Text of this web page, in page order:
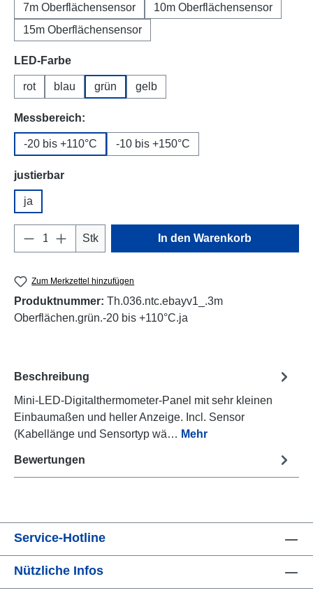
7m Oberflächensensor
10m Oberflächensensor
15m Oberflächensensor
LED-Farbeauswählen
rot blau grün gelb
Messbereich:
-20 bis +110°C -10 bis +150°C
justierbarauswählen
ja
Produkt Anzahl: Gib den gewünschten
Stk In den Warenkorb
Zum Merkzettel hinzufügen
Produktnummer: Th.036.ntc.ebayv1_.3m
Oberflächen.grün.-20 bis +110°C.ja
Beschreibung
Mini-LED-Digitalthermometer-Panel mit sehr kleinen
Einbaumaßen und heller Anzeige. Incl. Sensor
(Kabellänge und Sensortyp wä… Mehr
Bewertungen
Service-Hotline
Nützliche Infos